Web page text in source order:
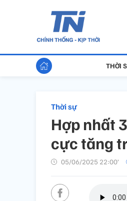
THỜI
Thời sự
Hợp nhất
cực tăng
05/06/2025 22:00’